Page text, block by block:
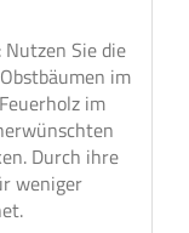
Sie die
im
im
Durch ihre
weniger